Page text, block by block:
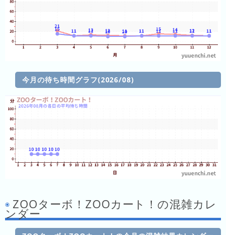
混
ラ
フ
直
週
間
前
2
今月の待ち時間グラフ(2026/08)
ZOOターボ！ZOOカート！の混雑カレ
ンダー